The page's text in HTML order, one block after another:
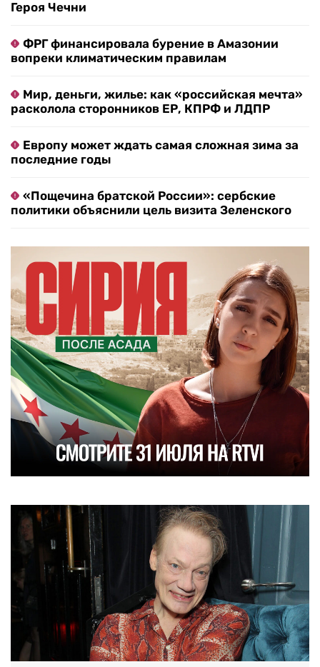
Героя Чечни
ФРГ финансировала бурение в Амазонии
вопреки климатическим правилам
Мир, деньги, жилье: как «российская мечта»
расколола сторонников ЕР, КПРФ и ЛДПР
Европу может ждать самая сложная зима за
последние годы
«Пощечина братской России»: сербские
политики объяснили цель визита Зеленского